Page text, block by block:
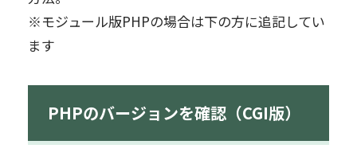
※モジュール版PHPの場合は下の方に追記してい
ます
PHPのバージョンを確認（CGI版）